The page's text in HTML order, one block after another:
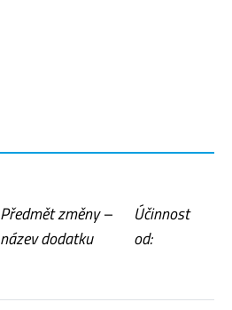
Předmět změny –
název dodatku
Účinnost
od: